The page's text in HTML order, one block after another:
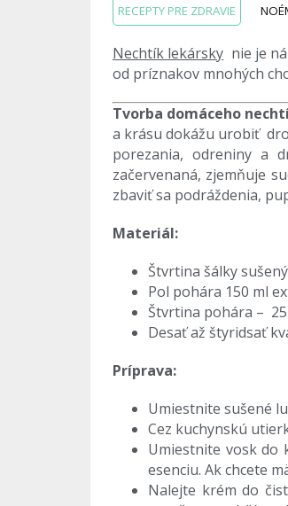
RECEPTY PRE ZDRAVIE
Nechtík lekársky nie je
od príznakov mnohých
Tvorba domáceho
a krásu dokážu urobiť
porezania, odreniny a
začervenaná, zjemňuje
zbaviť sa podráždenia,
Materiál:
Štvrtina šálky
Pol pohára 150 ml
Štvrtina pohára –
Desať až štyridsať
Príprava:
Umiestnite sušené
Cez kuchynskú
Umiestnite vosk do
esenciu. Ak chcete
Nalejte krém do